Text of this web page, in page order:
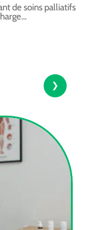
de soins palliatifs
…